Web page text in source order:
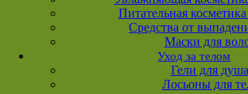
Питательная
Средства от
Маски для
Уход за телом
Гели для душа
Лосьоны для